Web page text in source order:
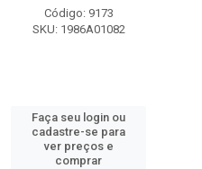
Código: 9173
SKU: 1986A01082
Faça seu login ou
cadastre-se para
ver preços e
comprar